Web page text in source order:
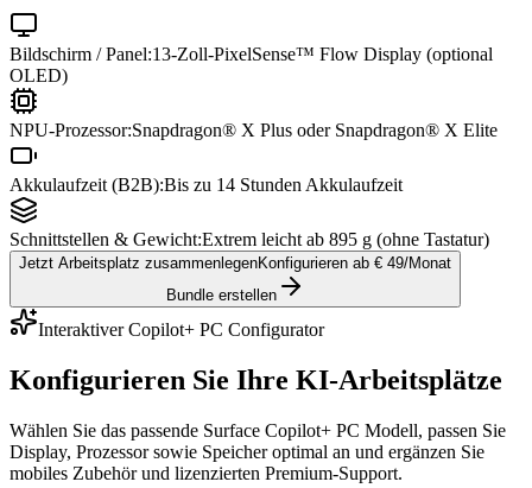
Bildschirm / Panel:13-Zoll-PixelSense™ Flow Display (optional
OLED)
NPU-Prozessor:Snapdragon® X Plus oder Snapdragon® X Elite
Akkulaufzeit (B2B):Bis zu 14 Stunden Akkulaufzeit
Schnittstellen & Gewicht:Extrem leicht ab 895 g (ohne Tastatur)
Jetzt Arbeitsplatz zusammenlegenKonfigurieren ab € 49/Monat
Bundle erstellen
Interaktiver Copilot+ PC Configurator
Konfigurieren Sie Ihre KI-Arbeitsplätze
Wählen Sie das passende Surface Copilot+ PC Modell, passen Sie
Display, Prozessor sowie Speicher optimal an und ergänzen Sie
mobiles Zubehör und lizenzierten Premium-Support.